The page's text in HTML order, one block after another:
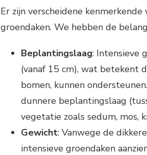
Er zijn verscheidene
groendaken. We hebben de
Beplantingslaag: Intensieve
(vanaf 15 cm), wat betekent
bomen, kunnen
dunnere beplantingslaag
vegetatie zoals sedum, mos,
Gewicht: Vanwege de
intensieve groendaken